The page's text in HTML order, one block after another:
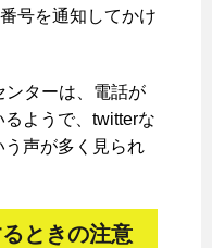
号を通知してかけ
ンターは、電話が
ようで、twitterな
う声が多く見られ
ときの注意